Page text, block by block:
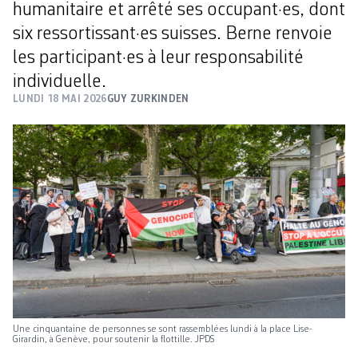
humanitaire et arrêté ses occupant·es, dont
six ressortissant·es suisses. Berne renvoie
les participant·es à leur responsabilité
individuelle.
LUNDI 18 MAI 2026GUY ZURKINDEN
Une cinquantaine de personnes se sont rassemblées lundi à la place Lise-
Girardin, à Genève, pour soutenir la flottille. JPDS